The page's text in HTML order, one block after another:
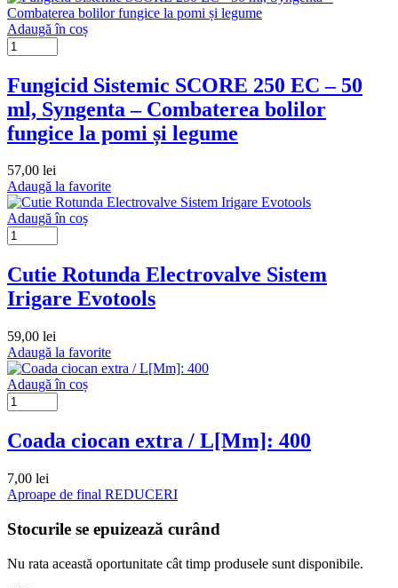
Adaugă în coș
Fungicid Sistemic SCORE 250 EC – 50
ml, Syngenta – Combaterea bolilor
fungice la pomi și legume
57,00 lei
Adaugă la favorite
Adaugă în coș
Cutie Rotunda Electrovalve Sistem
Irigare Evotools
59,00 lei
Adaugă la favorite
Adaugă în coș
Coada ciocan extra / L[Mm]: 400
7,00 lei
Aproape de final REDUCERI
Stocurile se epuizează curând
Nu rata această oportunitate cât timp produsele sunt disponibile.